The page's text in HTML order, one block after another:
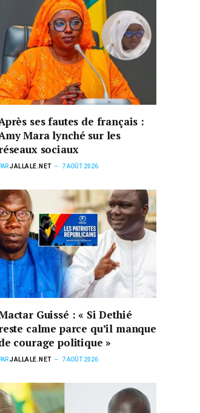
ses fautes de français :
Mara lynché sur les
sociaux
PARJALLALE.NET 7 AOÛT 2026
Guissé : « Si Dethié
calme parce qu’il manque
courage politique »
PARJALLALE.NET 7 AOÛT 2026